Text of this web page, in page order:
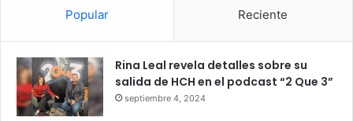
Popular Reciente
Rina Leal revela detalles sobre su
salida de HCH en el podcast “2 Que 3”
septiembre 4, 2024